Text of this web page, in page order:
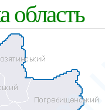
область